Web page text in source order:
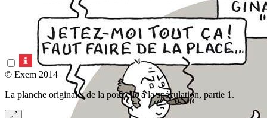
© Exem 2014
La planche originale: de la poubelle à la spéculation, partie 1.